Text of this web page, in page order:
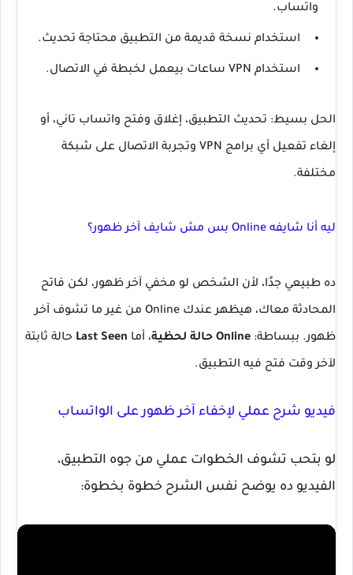
واتساب.
استخدام نسخة قديمة من التطبيق محتاجة تحديث.
استخدام VPN ساعات بيعمل لخبطة في الاتصال.
الحل بسيط: تحديث التطبيق، إغلاق وفتح واتساب تاني، أو
إلغاء تفعيل أي برامج VPN وتجربة الاتصال على شبكة
مختلفة.
ليه أنا شايفه Online بس مش شايف آخر ظهور؟
ده طبيعي جدًا، لأن الشخص لو مخفي آخر ظهور، لكن فاتح
المحادثة معاك، هيظهر عندك Online من غير ما تشوف آخر
ظهور. ببساطة: Online حالة لحظية ، أما Last Seen حالة ثابتة
لآخر وقت فتح فيه التطبيق.
فيديو شرح عملي لإخفاء آخر ظهور على الواتساب
لو بتحب تشوف الخطوات عملي من جوه التطبيق،
الفيديو ده يوضح نفس الشرح خطوة بخطوة: